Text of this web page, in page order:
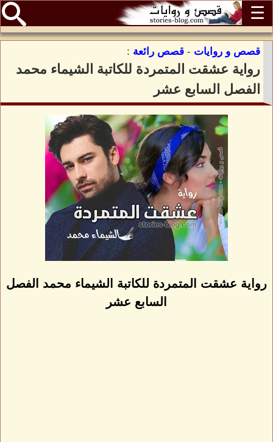
☰
قصص و روايات - قصص رائعة :
رواية عشقت المتمردة للكاتبة الشيماء محمد
الفصل السابع عشر
رواية عشقت المتمردة للكاتبة الشيماء محمد الفصل
السابع عشر